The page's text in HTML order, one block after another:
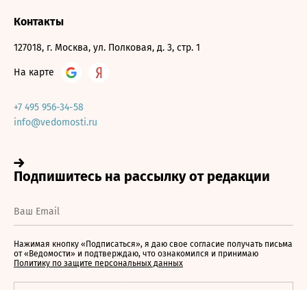
Контакты
127018, г. Москва, ул. Полковая, д. 3, стр. 1
На карте
+7 495 956-34-58
info@vedomosti.ru
Нажимая кнопку «Подписаться», я даю свое согласие получать письма
от «Ведомости» и подтверждаю, что ознакомился и принимаю
Политику по защите персональных данных